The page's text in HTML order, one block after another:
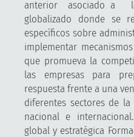
anterior asociado a
globalizado donde se
específicos sobre
implementar
que promueva la
las empresas para
respuesta frente a una
diferentes sectores de
nacional e
global y estratégica